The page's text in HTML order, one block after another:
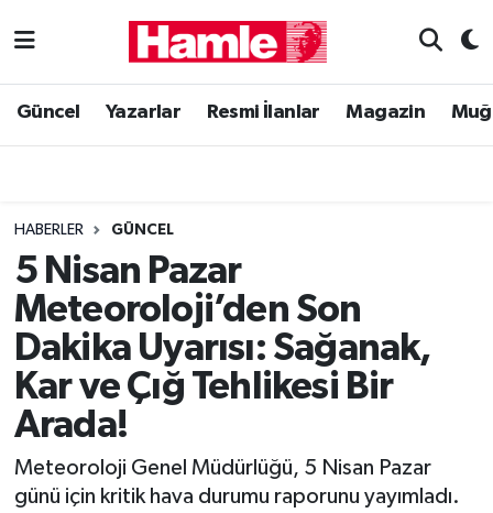
Güncel Yazarlar Resmi İlanlar Magazin
HABERLER GÜNCEL
5 Nisan Pazar
Meteoroloji’den Son
Dakika Uyarısı: Sağanak,
Kar ve Çığ Tehlikesi Bir
Arada!
Meteoroloji Genel Müdürlüğü, 5 Nisan Pazar
günü için kritik hava durumu raporunu yayımladı.
Güncel
Magazin
Muğla Haber
Siyaset
Muğla Nöbetçi Eczaneler
Muğla Trafik Yoğunluk Haritası
Süper Lig Puan Durumu ve Fikstür
Tüm Manşetler
Son Dakika Haberleri
Haber Arşivi